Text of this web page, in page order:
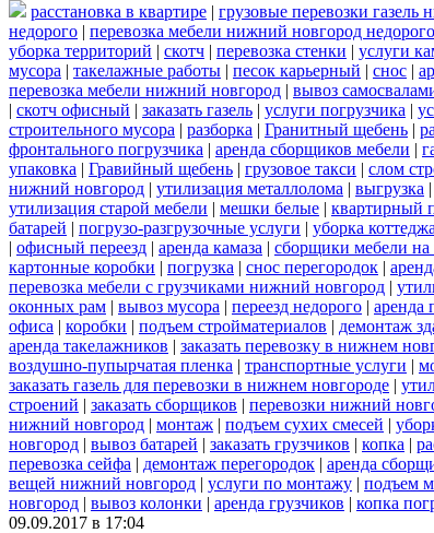
расстановка в квартире | грузовые перевозки газель
недорого | перевозка мебели нижний новгород недорого
уборка территорий | скотч | перевозка стенки | услуги
мусора | такелажные работы | песок карьерный | снос |
перевозка мебели нижний новгород | вывоз
| скотч офисный | заказать газель | услуги погрузчика |
строительного мусора | разборка | Гранитный щебень |
фронтального погрузчика | аренда сборщиков мебели |
упаковка | Гравийный щебень | грузовое такси | слом
нижний новгород | утилизация металлолома | выгрузка |
утилизация старой мебели | мешки белые | квартирный
батарей | погрузо-разгрузочные услуги | уборка
| офисный переезд | аренда камаза | сборщики мебели на
картонные коробки | погрузка | снос перегородок |
перевозка мебели с грузчиками нижний новгород |
оконных рам | вывоз мусора | переезд недорого | аренда
офиса | коробки | подъем стройматериалов | демонтаж
аренда такелажников | заказать перевозку в нижнем
воздушно-пупырчатая пленка | транспортные услуги |
заказать газель для перевозки в нижнем новгороде |
строений | заказать сборщиков | перевозки нижний
нижний новгород | монтаж | подъем сухих смесей |
новгород | вывоз батарей | заказать грузчиков | копка |
перевозка сейфа | демонтаж перегородок | аренда
вещей нижний новгород | услуги по монтажу | подъем
новгород | вывоз колонки | аренда грузчиков | копка
09.09.2017 в 17:04